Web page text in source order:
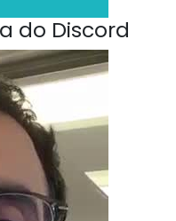
do Discord